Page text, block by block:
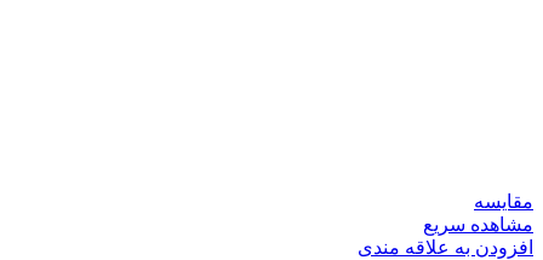
مقایسه
مشاهده سریع
افزودن به علاقه مندی